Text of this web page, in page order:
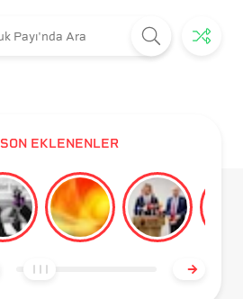
SON EKLENENLER